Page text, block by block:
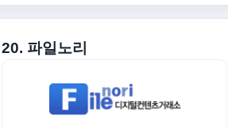
20. 파일노리